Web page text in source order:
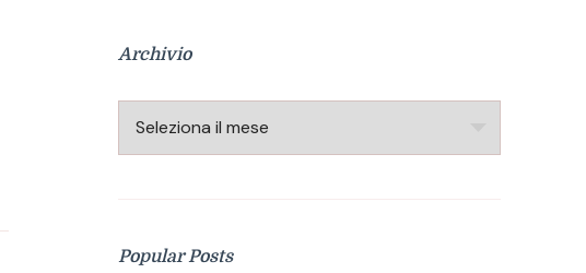
Archivio
Archivio
Popular Posts